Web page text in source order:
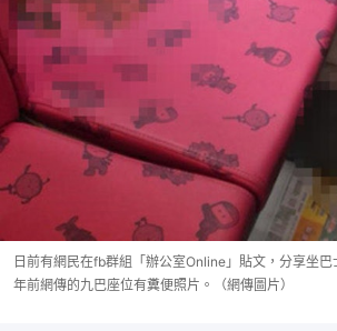
日前有網民在fb群組「辦公室Online」貼文，分享坐
年前網傳的九巴座位有糞便照片。（網傳圖片）